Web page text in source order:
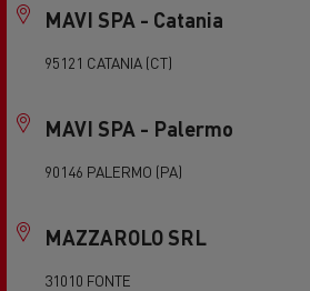
MAVI SPA - Catania
95121 CATANIA (CT)
MAVI SPA - Palermo
90146 PALERMO (PA)
MAZZAROLO SRL
31010 FONTE